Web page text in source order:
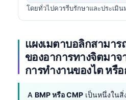
โดยทั่วไปควรรีบรักษาและประเมิน
แผงเมตาบอลิกสามาร
ของอาการทางจิตมาจ
การทำงานของไต หรื
A BMP หรือ CMP เป็นหนึ่งใน